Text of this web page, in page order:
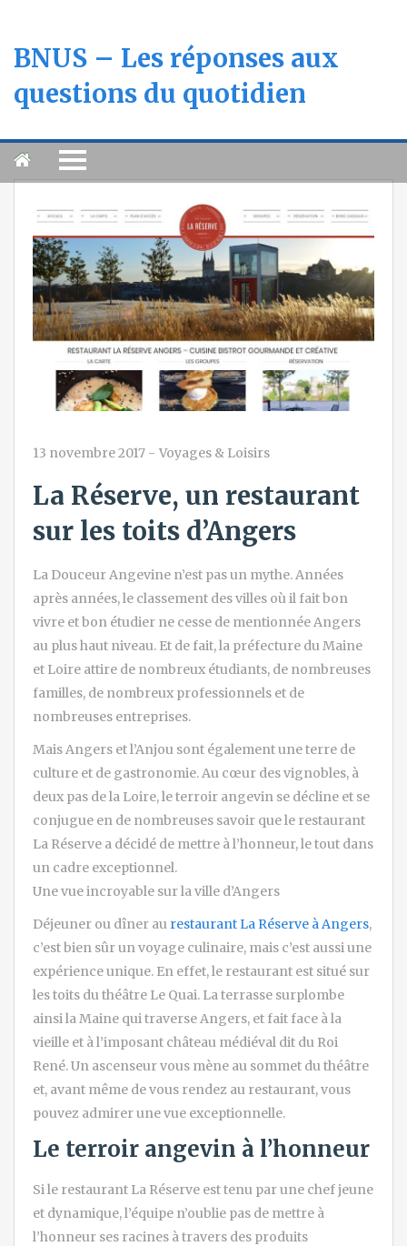
BNUS – Les réponses aux
questions du quotidien
13 novembre 2017 - Voyages & Loisirs
La Réserve, un restaurant
sur les toits d’Angers
La Douceur Angevine n’est pas un mythe. Années
après années, le classement des villes où il fait bon
vivre et bon étudier ne cesse de mentionnée Angers
au plus haut niveau. Et de fait, la préfecture du Maine
et Loire attire de nombreux étudiants, de nombreuses
familles, de nombreux professionnels et de
nombreuses entreprises.
Mais Angers et l’Anjou sont également une terre de
culture et de gastronomie. Au cœur des vignobles, à
deux pas de la Loire, le terroir angevin se décline et se
conjugue en de nombreuses savoir que le restaurant
La Réserve a décidé de mettre à l’honneur, le tout dans
un cadre exceptionnel.
Une vue incroyable sur la ville d’Angers
Déjeuner ou dîner au restaurant La Réserve à Angers,
c’est bien sûr un voyage culinaire, mais c’est aussi une
expérience unique. En effet, le restaurant est situé sur
les toits du théâtre Le Quai. La terrasse surplombe
ainsi la Maine qui traverse Angers, et fait face à la
vieille et à l’imposant château médiéval dit du Roi
René. Un ascenseur vous mène au sommet du théâtre
et, avant même de vous rendez au restaurant, vous
pouvez admirer une vue exceptionnelle.
Le terroir angevin à l’honneur
Si le restaurant La Réserve est tenu par une chef jeune
et dynamique, l’équipe n’oublie pas de mettre à
l’honneur ses racines à travers des produits